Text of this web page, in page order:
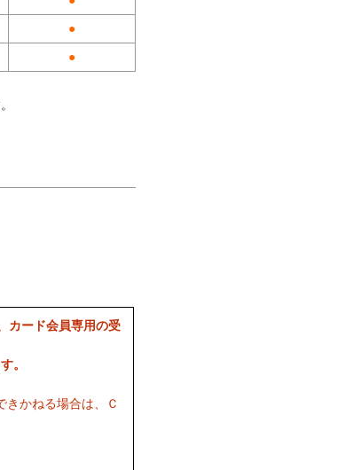
●
●
カード会員専用の受
。
かねる場合は、Ｃ